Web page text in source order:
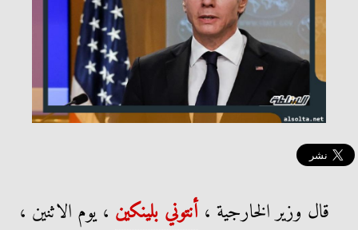
قال وزير الخارجية ،أنتوني بلينكين ، يوم الاثنين ،